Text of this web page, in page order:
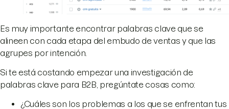
Es muy importante encontrar palabras clave que se
alineen con cada etapa del embudo de ventas y que las
agrupes por intención.
Si te está costando empezar una investigación de
palabras clave para B2B, pregúntate cosas como:
¿Cuáles son los problemas a los que se enfrentan tus